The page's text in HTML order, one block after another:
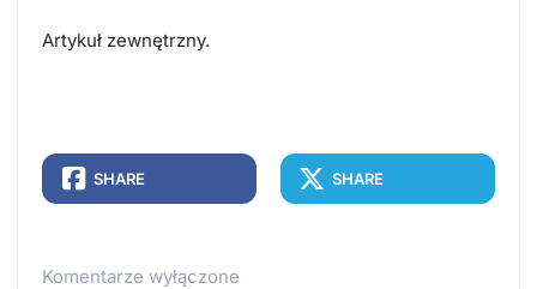
Artykuł zewnętrzny.
SHARE SHARE
Komentarze wyłączone